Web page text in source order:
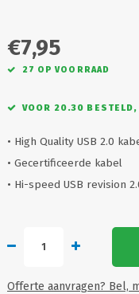
€7,95
27 OP VOORRAAD
VOOR 20.30 BESTELD,
• High Quality USB 2.0
• Gecertificeerde kabel
• Hi-speed USB revision
Offerte aanvragen? Bel,